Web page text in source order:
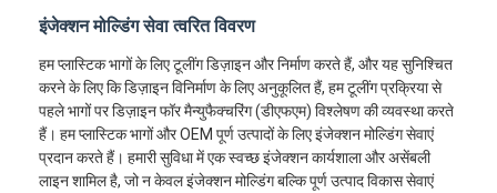
इंजेक्शन मोल्डिंग सेवा त्वरित विवरण
हम प्लास्टिक भागों के लिए टूलींग डिज़ाइन और निर्माण करते हैं, और यह सुनिश्चित
करने के लिए कि डिज़ाइन विनिर्माण के लिए अनुकूलित हैं, हम टूलींग प्रक्रिया से
पहले भागों पर डिज़ाइन फॉर मैन्युफैक्चरिंग (डीएफएम) विश्लेषण की व्यवस्था करते
हैं। हम प्लास्टिक भागों और OEM पूर्ण उत्पादों के लिए इंजेक्शन मोल्डिंग सेवाएं
प्रदान करते हैं। हमारी सुविधा में एक स्वच्छ इंजेक्शन कार्यशाला और असेंबली
लाइन शामिल है, जो न केवल इंजेक्शन मोल्डिंग बल्कि पूर्ण उत्पाद विकास सेवाएं